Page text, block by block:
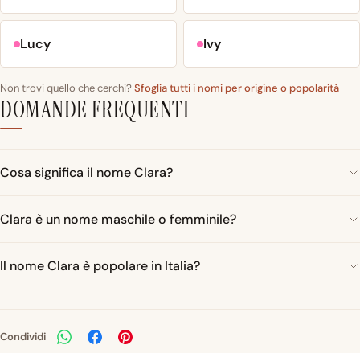
Lucy Ivy
Non trovi quello che cerchi?Sfoglia tutti i nomi per origine o popolarità
DOMANDE FREQUENTI
Cosa significa il nome Clara?
Clara è un nome maschile o femminile?
Il nome Clara è popolare in Italia?
Condividi